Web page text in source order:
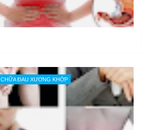
CHỮA ĐAU XƯƠNG KHỚP